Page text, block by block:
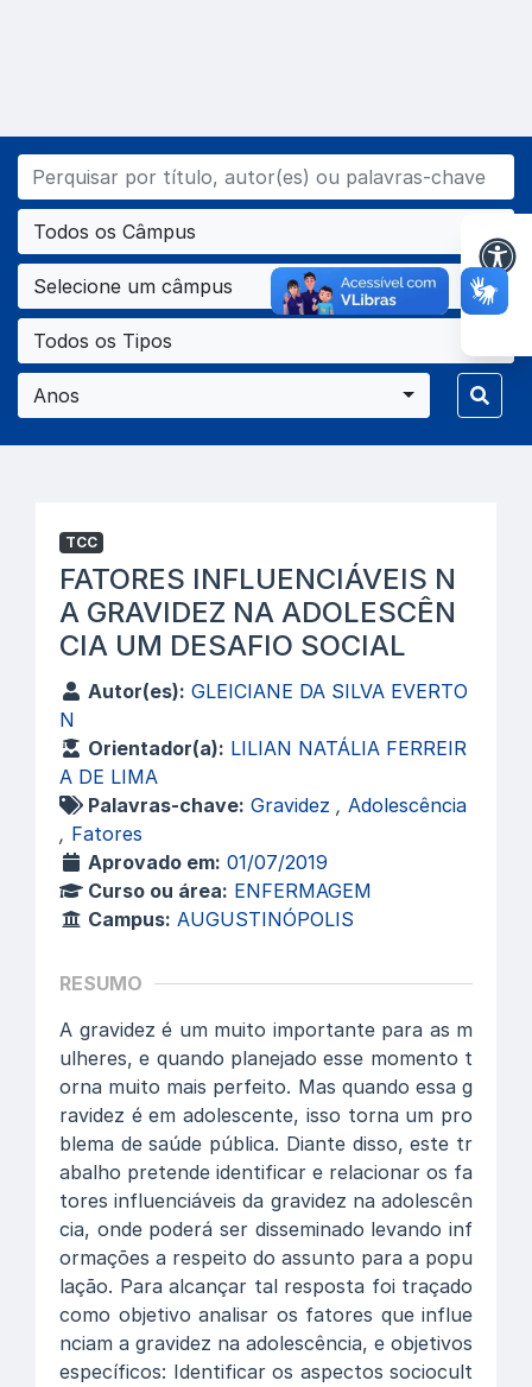
Todos os Câmpus
Selecione um câmpus
Todos os Tipos
Anos
TCC
FATORES INFLUENCIÁVEIS N
A GRAVIDEZ NA ADOLESCÊN
CIA UM DESAFIO SOCIAL
Autor(es): GLEICIANE DA SILVA EVERTO
N
Orientador(a): LILIAN NATÁLIA FERREIR
A DE LIMA
Palavras-chave: Gravidez , Adolescência
, Fatores
Aprovado em: 01/07/2019
Curso ou área: ENFERMAGEM
Campus: AUGUSTINÓPOLIS
RESUMO
A gravidez é um muito importante para as m
ulheres, e quando planejado esse momento t
orna muito mais perfeito. Mas quando essa g
ravidez é em adolescente, isso torna um pro
blema de saúde pública. Diante disso, este tr
abalho pretende identificar e relacionar os fa
tores influenciáveis da gravidez na adolescên
cia, onde poderá ser disseminado levando inf
ormações a respeito do assunto para a popu
lação. Para alcançar tal resposta foi traçado
como objetivo analisar os fatores que influe
nciam a gravidez na adolescência, e objetivos
específicos: Identificar os aspectos sociocult